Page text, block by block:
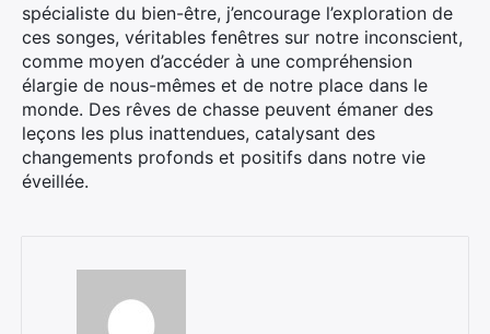
spécialiste du bien-être, j’encourage l’exploration de
ces songes, véritables fenêtres sur notre inconscient,
comme moyen d’accéder à une compréhension
élargie de nous-mêmes et de notre place dans le
monde. Des rêves de chasse peuvent émaner des
leçons les plus inattendues, catalysant des
changements profonds et positifs dans notre vie
éveillée.